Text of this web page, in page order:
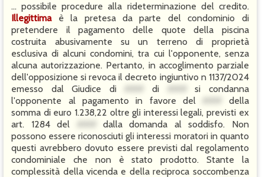
... possibile procedure alla rideterminazione del credito.
Illegittimaè la pretesa da parte del condominio di
pretendere il pagamento delle quote della piscina
costruita abusivamente su un terreno di proprietà
esclusiva di alcuni condomini, tra cui l'opponente, senza
alcuna autorizzazione. Pertanto, in accoglimento parziale
dell'opposizione si revoca il decreto ingiuntivo n 1137/2024
emesso dal Giudice di
di
si condanna
l'opponente al pagamento in favore del
della
somma di euro 1.238,22 oltre gli interessi legali, previsti ex
art. 1284 del
dalla domanda al soddisfo. Non
possono essere riconosciuti gli interessi moratori in quanto
questi avrebbero dovuto essere previsti dal regolamento
condominiale che non è stato prodotto. Stante la
complessità della vicenda e della reciproca soccombenza